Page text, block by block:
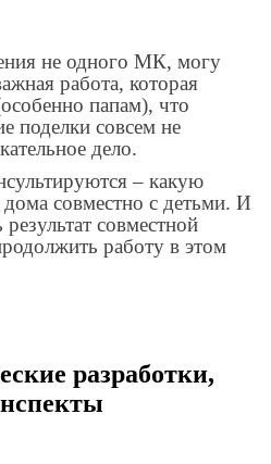
не одного МК, могу
работа, которая
папам), что
поделки совсем не
дело.
– какую
совместно с детьми. И
совместной
работу в этом
разработки,